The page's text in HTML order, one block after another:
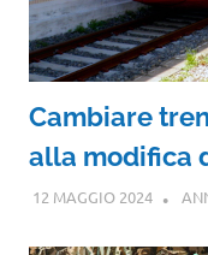
Cambiare
alla modifica
12 MAGGIO 2024